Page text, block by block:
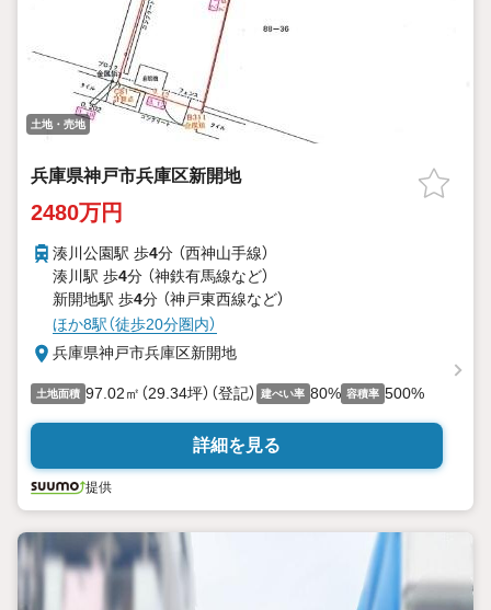
土地・売地
兵庫県神戸市兵庫区新開地
2480万円
湊川公園駅 歩4分 （西神山手線）
湊川駅 歩4分 （神鉄有馬線など）
新開地駅 歩4分 （神戸東西線など）
ほか8駅（徒歩20分圏内）
兵庫県神戸市兵庫区新開地
土地面積 97.02㎡（29.34坪）（登記） 建ぺい率 80% 容積率 500%
詳細を見る
提供